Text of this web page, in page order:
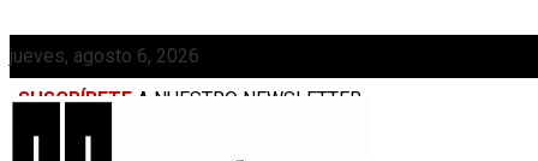
jueves, agosto 6, 2026
SUSCRÍBETE A NUESTRO NEWSLETTER
MEDIAKIT